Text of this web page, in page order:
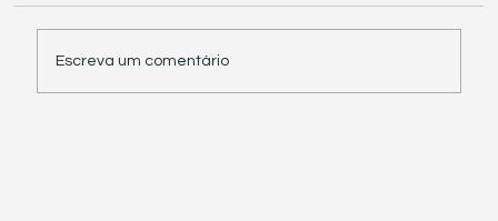
Escreva um comentário